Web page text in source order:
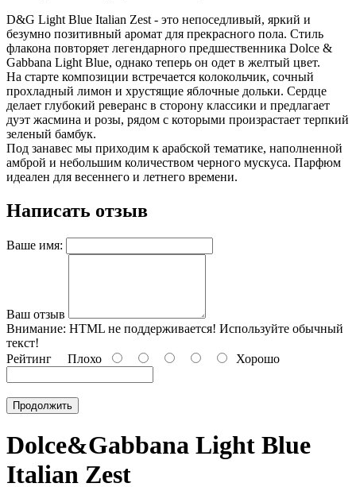
D&G Light Blue Italian Zest - это непоседливый, яркий и
безумно позитивный аромат для прекрасного пола. Стиль
флакона повторяет легендарного предшественника Dolce &
Gabbana Light Blue, однако теперь он одет в желтый цвет.
На старте композиции встречается колокольчик, сочный
прохладный лимон и хрустящие яблочные дольки. Сердце
делает глубокий реверанс в сторону классики и предлагает
дуэт жасмина и розы, рядом с которыми произрастает терпкий
зеленый бамбук.
Под занавес мы приходим к арабской тематике, наполненной
амброй и небольшим количеством черного мускуса. Парфюм
идеален для весеннего и летнего времени.
Написать отзыв
Ваше имя:
Ваш отзыв
Внимание: HTML не поддерживается! Используйте обычный
текст!
Рейтинг Плохо Хорошо
Продолжить
Dolce&Gabbana Light Blue
Italian Zest